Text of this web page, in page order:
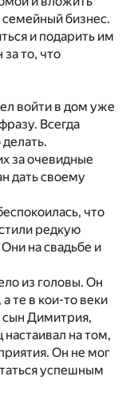
семейный бизнес.
и подарить им
то, что
войти в дом уже
Всегда
за очевидные
дать своему
что
редкую
на свадьбе и
из головы. Он
те в кои-то веки
сын Димитрия,
на том,
Он не мог
успешным